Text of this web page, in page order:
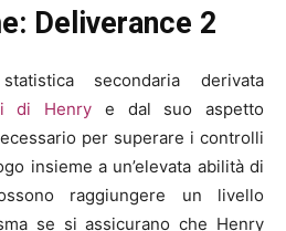
Deliverance 2
secondaria derivata
di Henry e dal suo aspetto
per superare i controlli
insieme a un’elevata abilità di
raggiungere un livello
se si assicurano che Henry